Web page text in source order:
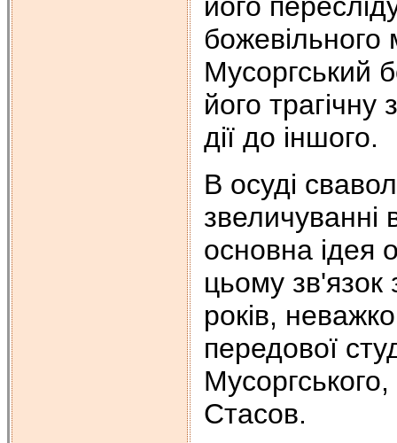
Мусоргський
його трагічну
дії до іншого.
В осуді
звеличуванні
основна ідея
цьому
років,
передової
Стасов.